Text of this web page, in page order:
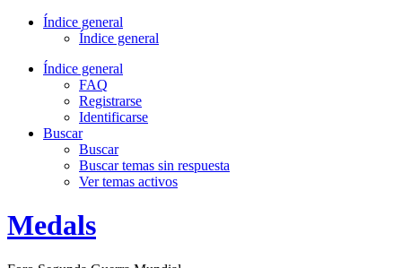
Índice general
Índice general
Índice general
FAQ
Registrarse
Identificarse
Buscar
Buscar
Buscar temas sin respuesta
Ver temas activos
Medals